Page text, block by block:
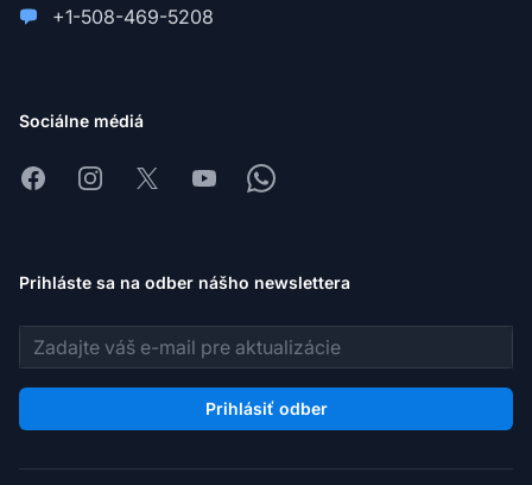
+1-508-469-5208
Sociálne médiá
FacebookInstagram
X YoutubeWhatsapp
Prihláste sa na odber nášho newslettera
E-mailová adresa
Prihlásiť odber